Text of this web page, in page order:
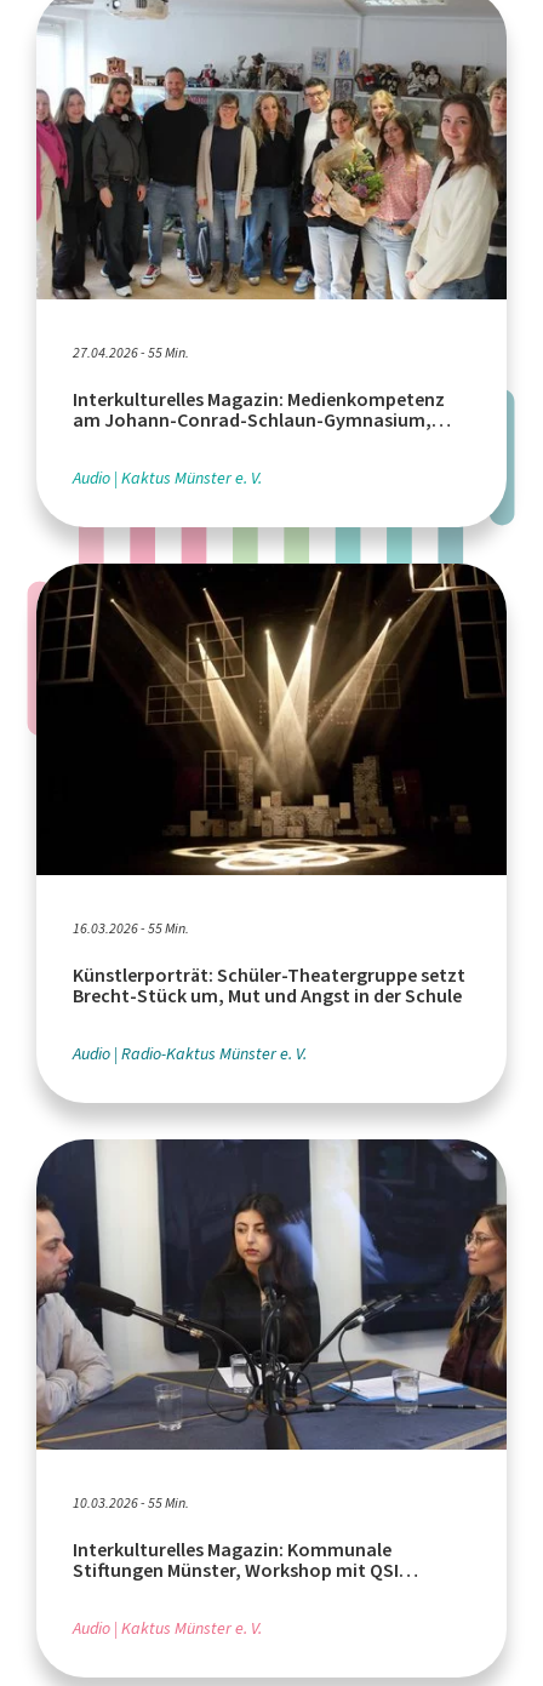
27.04.2026 - 55 Min.
Interkulturelles Magazin: Medienkompetenz
am Johann-Conrad-Schlaun-Gymnasium,
Audio Kaktus Münster e. V.
16.03.2026 - 55 Min.
Künstlerporträt: Schüler-Theatergruppe setzt
Brecht-Stück um, Mut und Angst in der Schule
Audio Radio-Kaktus Münster e. V.
10.03.2026 - 55 Min.
Interkulturelles Magazin: Kommunale
Stiftungen Münster, Workshop mit QSI
Audio Kaktus Münster e. V.